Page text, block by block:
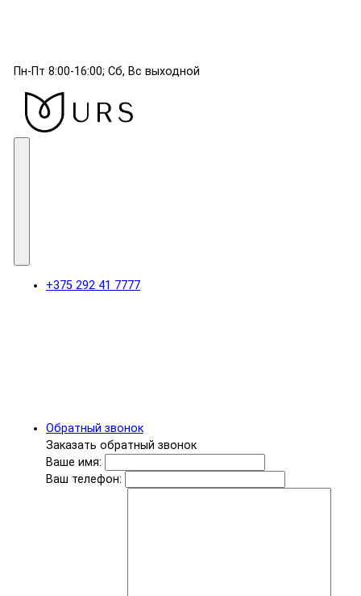
Пн-Пт 8:00-16:00; Сб, Вс выходной
+375 292 41 7777
Обратный звонок
Заказать обратный звонок
Ваше имя:
Ваш телефон: